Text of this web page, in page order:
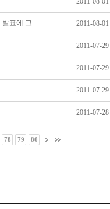
[일반]복지사각 2만4000명 찾았다고 요란하더니... 생색내기 발표에 그쳤다 2011-08-01
2011-07-29
2011-07-29
2011-07-29
2011-07-28
78 79 80